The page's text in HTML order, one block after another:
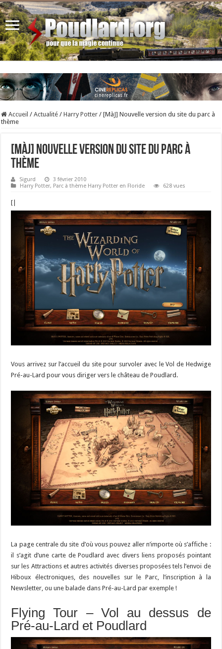
Accueil / Actualité / Harry Potter / [MàJ] Nouvelle version du site du parc à
thème
[MàJ] Nouvelle version du site du parc à
thème
Sigurd
3 février 2010
Harry Potter, Parc à thème Harry Potter en Floride 628 vues
[|
Vous arrivez sur l’accueil du site pour survoler avec le Vol de Hedwige
Pré-au-Lard pour vous diriger vers le château de Poudlard.
La page centrale du site d’où vous pouvez aller n’importe où s’affiche :
il s’agit d’une carte de Poudlard avec divers liens proposés pointant
sur les Attractions et autres activités diverses proposées tels l’envoi de
Hiboux électroniques, des nouvelles sur le Parc, l’inscription à la
Newsletter, ou une balade dans Pré-au-Lard par exemple !
Flying Tour – Vol au dessus de
Pré-au-Lard et Poudlard